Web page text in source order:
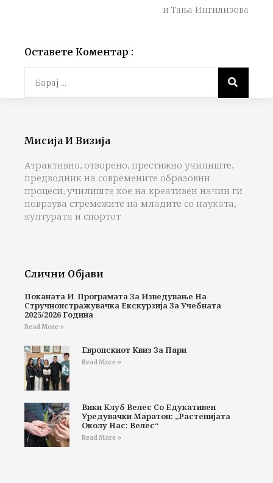
и Тања Ингилизова
Оставете Коментар :
Мисија И Визија
Атрактивно, отворено, престижно училиште,
предводник на современите образовни
процеси, училиште кое на креативен начин ги
поврзува стремежите на младите со науката,
културата и спортот
Слични Објави
Поканата И Програмата За Изведување На
Стручноистражувачка Екскурзија За Учебната
2025/2026 Година
Read More »
Европскиот Квиз За Пари
Read More »
Вики Клуб Велес Со Едукативен
Уредувачки Маратон: „Растенијата
Околу Нас: Велес“
Read More »